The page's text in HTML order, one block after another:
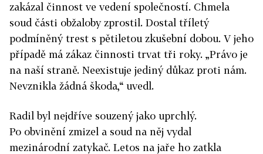
zakázal činnost ve vedení společností. Chmela
soud části obžaloby zprostil. Dostal tříletý
podmíněný trest s pětiletou zkušební dobou. V jeho
případě má zákaz činnosti trvat tři roky. „Právo je
na naší straně. Neexistuje jediný důkaz proti nám.
Nevznikla žádná škoda,“ uvedl.
Radil byl nejdříve souzený jako uprchlý.
Po obvinění zmizel a soud na něj vydal
mezinárodní zatykač. Letos na jaře ho zatkla